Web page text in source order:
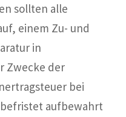
sollten alle
einem Zu- und
in
Zwecke der
bei
aufbewahrt